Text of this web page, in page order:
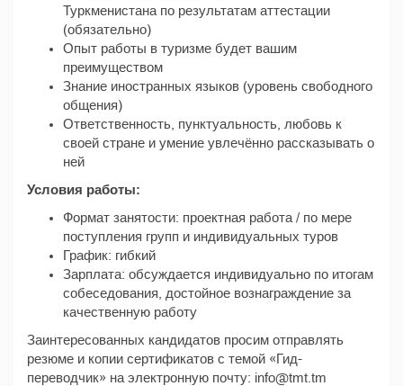
Туркменистана по результатам аттестации
(обязательно)
Опыт работы в туризме будет вашим
преимуществом
Знание иностранных языков (уровень свободного
общения)
Ответственность, пунктуальность, любовь к
своей стране и умение увлечённо рассказывать о
ней
Условия работы:
Формат занятости: проектная работа / по мере
поступления групп и индивидуальных туров
График: гибкий
Зарплата: обсуждается индивидуально по итогам
собеседования, достойное вознаграждение за
качественную работу
Заинтересованных кандидатов просим отправлять
резюме и копии сертификатов с темой «Гид-
переводчик» на электронную почту: info@tmt.tm